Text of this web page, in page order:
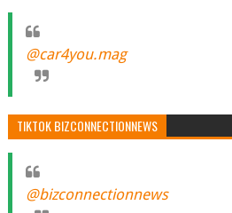
@car4you.mag
TIKTOK BIZCONNECTIONNEWS
@bizconnectionnews